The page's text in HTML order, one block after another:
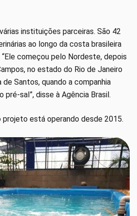
instituições parceiras. São 42
ao longo da costa brasileira
começou pelo Nordeste, depois
no estado do Rio de Janeiro
de Santos, quando a companhia
pré-sal”, disse à Agência Brasil.
projeto está operando desde 2015.